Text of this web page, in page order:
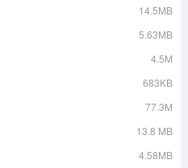
14.5MB
5.63MB
4.5M
683KB
77.3M
13.8 MB
4.58MB